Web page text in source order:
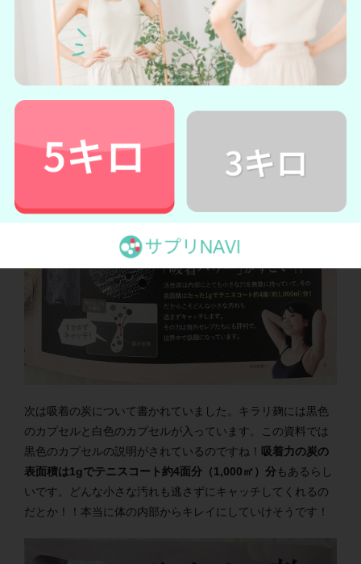
などから摂取する必要があるのだとか！キレイを維持するた
めにも酵素を摂取しておきたいですね！
次は吸着の炭について書かれていました。キラリ麹には黒色
のカプセルと白色のカプセルが入っています。この資料では
黒色のカプセルの説明がされているのですね！ 吸着力の炭の
表面積は1gでテニスコート約4面分（1,000㎡）分もあるらし
いです。どんな小さな汚れも逃さずにキャッチしてくれるの
だとか！！本当に体の内部からキレイにしていけそうです！